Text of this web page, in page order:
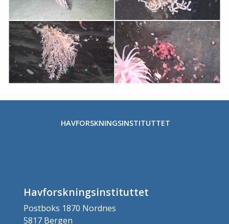
HAVFORSKNINGSINSTITUTTET
Havforskningsinstituttet
Postboks 1870 Nordnes
5817 Bergen